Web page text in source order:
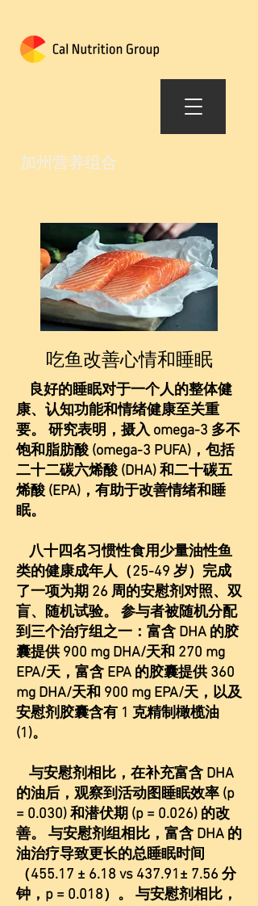
加州营养组合
吃鱼改善心情和睡眠
良好的睡眠对于一个人的整体健
康、认知功能和情绪健康至关重
要。 研究表明，摄入 omega-3 多不
饱和脂肪酸 (omega-3 PUFA)，包括
二十二碳六烯酸 (DHA) 和二十碳五
烯酸 (EPA)，有助于改善情绪和睡
眠。
八十四名习惯性食用少量油性鱼
类的健康成年人（25-49 岁）完成
了一项为期 26 周的安慰剂对照、双
盲、随机试验。 参与者被随机分配
到三个治疗组之一：富含 DHA 的胶
囊提供 900 mg DHA/天和 270 mg
EPA/天，富含 EPA 的胶囊提供 360
mg DHA/天和 900 mg EPA/天，以及
安慰剂胶囊含有 1 克精制橄榄油
(1)。
与安慰剂相比，在补充富含 DHA
的油后，观察到活动图睡眠效率 (p
= 0.030) 和潜伏期 (p = 0.026) 的改
善。 与安慰剂组相比，富含 DHA 的
油治疗导致更长的总睡眠时间
（455.17 ± 6.18 vs 437.91± 7.56 分
钟，p = 0.018）。 与安慰剂相比，